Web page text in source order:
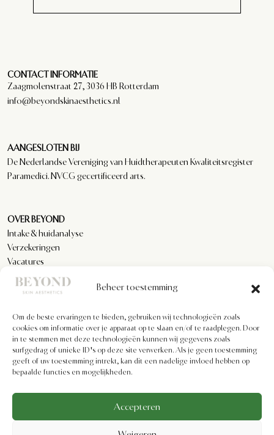
Beheer toestemming
Om de beste ervaringen te bieden, gebruiken wij technologieën zoals
cookies om informatie over je apparaat op te slaan en/of te raadplegen. Door
in te stemmen met deze technologieën kunnen wij gegevens zoals
surfgedrag of unieke ID's op deze site verwerken. Als je geen toestemming
geeft of uw toestemming intrekt, kan dit een nadelige invloed hebben op
bepaalde functies en mogelijkheden.
Accepteren
CONTACT INFORMATIE
Zaagmolenstraat 27, 3036 HB Rotterdam
info@beyondskinaesthetics.nl
AANGESLOTEN BIJ
De Nederlandse Vereniging van Huidtherapeuten Kwaliteitsregister
Paramedici. NVCG gecertificeerd arts.
OVER BEYOND
Intake & huidanalyse
Verzekeringen
Vacatures
Reviews
KLANTENSERVICE
Privacyverklaring
Algemene voorwaarden
Cookiebeleid
Imprint